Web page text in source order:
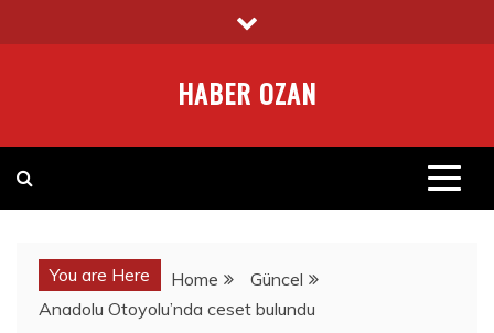
to
HABER OZAN
You are Here Home
Güncel
Anadolu Otoyolu’nda ceset bulundu